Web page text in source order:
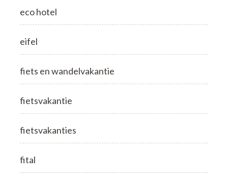
eco hotel
eifel
fiets en wandelvakantie
fietsvakantie
fietsvakanties
fital